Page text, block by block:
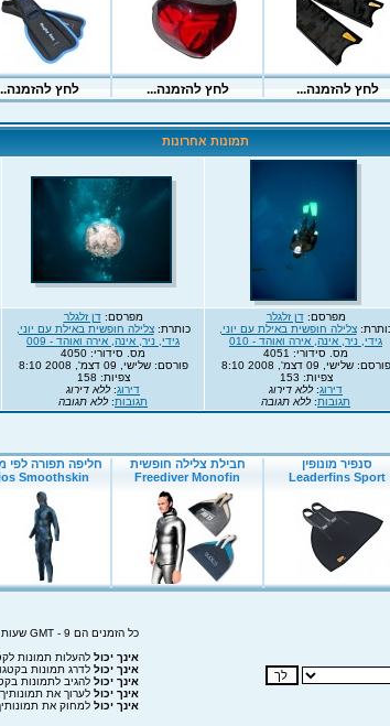
תמונות אחרונות
מפרסם:דן זלגלר
צלילה חופשית באילת עם יוני,
גידי, ניר, אינה, אירה ואוהד - 010
מס. סידורי: 4051
פורסם: שלישי, 09 דצמ', 2008 8:10
צפיות: 153
דירוג:ללא דירוג
תגובות:ללא תגובה
מפרסם:דן זלגלר
כותרת:צלילה חופשית באילת עם יוני,
גידי, ניר, אינה, אירה ואוהד - 009
מס. סידורי: 4050
פורסם: שלישי, 09 דצמ', 2008 8:10
צפיות: 158
דירוג:ללא דירוג
תגובות:ללא תגובה
כל הזמנים הם GMT - 9 שעות
אינך יכול להעלות תמונות
אינך יכול לדרג תמונות
אינך יכול להגיב לתמונות
אינך יכול לערוך את תמונותיך
אינך יכול למחוק את